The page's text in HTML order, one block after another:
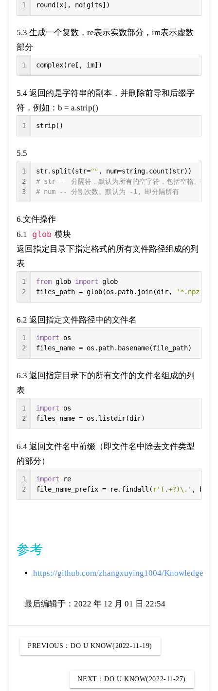
1 round(x[, ndigits])
5.3 生成一个复数，re表示实数部分，im表示虚数
部分
1 complex(re[, im])
5.4 返回的是字符串的副本，并删除前导和后缀字
符，例如：b = a.strip()
1 strip()
5.5
1
2
3
str.split(str=""
# str -- 分隔符，默认为所有的空字符，包括空格、换
# num -- 分割次数。默认为 -1, 即分隔所有
6.文件操作
6.1
glob 模块
返回指定目录下指定格式的所有文件路径组成的列
表
1
2
from glob import glob
files_path = glob(os.path.join(dir,
'*.npz'
6.2 返回指定文件路径中的文件名
1
2
import os
files_name = os.path.basename(file_path)
6.3 返回指定目录下的所有文件的文件名组成的列
表
1
2
import os
files_name = os.listdir(dir)
6.4 返回文件名中前缀（即文件名中除去文件类型
的部分）
1
2
import re
file_name_prefix = re.findall( r'(.+?)\.' ,
参考
https://github.com/zhangxuying1004/Knowledge
最后编辑于：2022 年 12 月 01 日 22:54
PREVIOUS： DO U KNOW(2022-11-19)
NEXT：DO U KNOW(2022-11-27)